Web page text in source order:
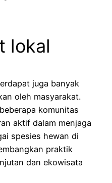
lokal
juga banyak
oleh masyarakat.
komunitas
aktif dalam menjaga
spesies hewan di
praktik
dan ekowisata